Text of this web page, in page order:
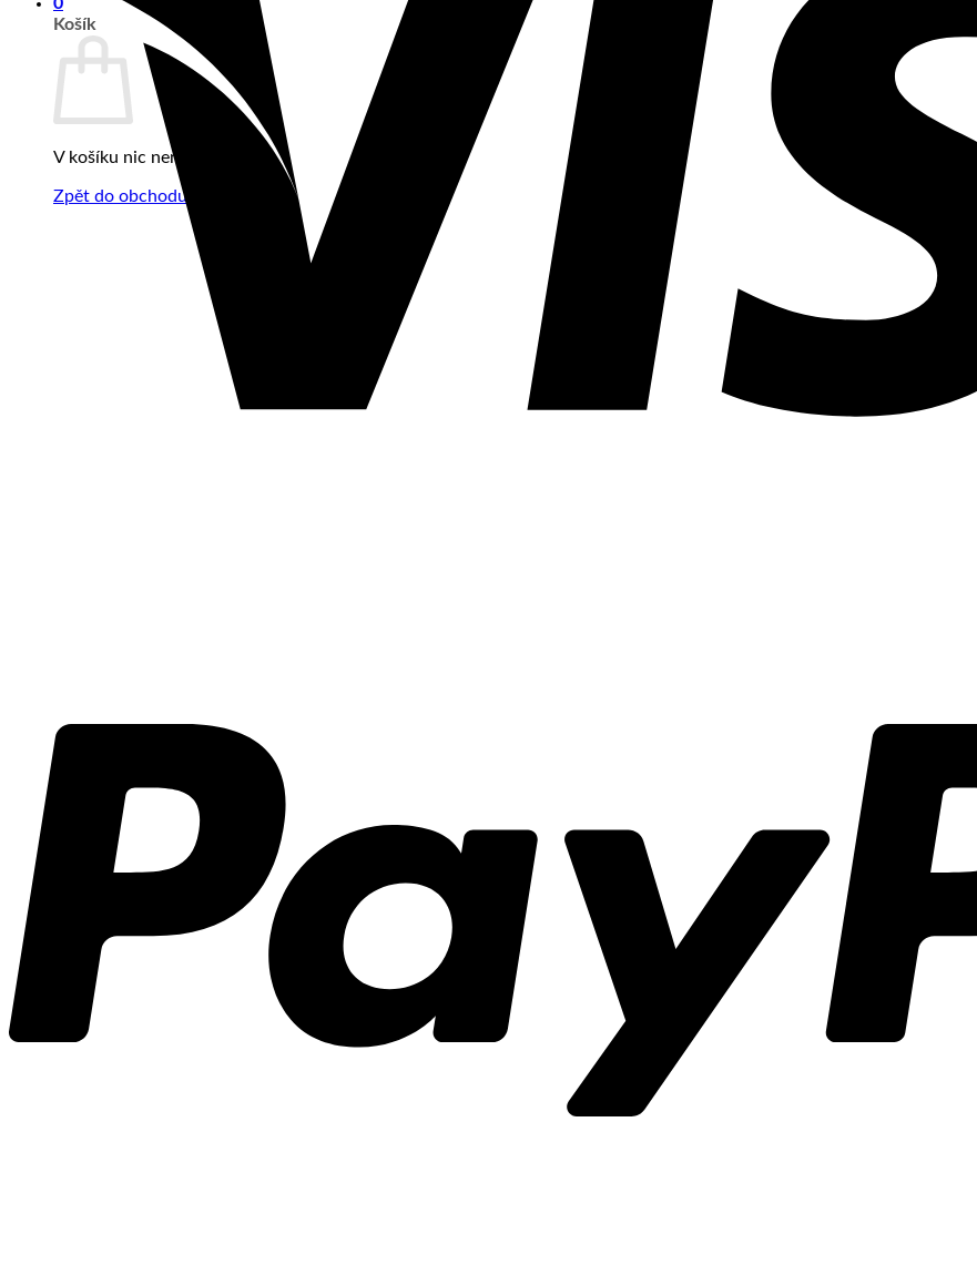
Košík
V košíku nic není.
Zpět do obchodu